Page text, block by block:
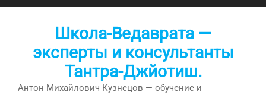
Перейти
Школа-Ведаврата —
эксперты и консультанты
Тантра-Джйотиш.
Антон Михайлович Кузнецов — обучение и